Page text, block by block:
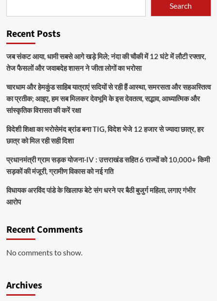
Search
Recent Posts
जब संकट आया, धामी सबसे आगे खड़े मिले; नंदा की चौकी में 12 घंटे में लौटी रफ्तार,
तेज फैसलों और जवाबदेह शासन ने जीता लोगों का भरोसा
चारधाम और हेमकुंड साहिब यात्राएं सदियों से रही हैं आस्था, समरसता और सहअस्तित्व
का प्रतीक; आइए, हम सब मिलकर देवभूमि के इस देवतत्व, सद्भाव, आध्यात्मिक और
सांस्कृतिक विरासत की करें रक्षा
विदेशी शिक्षा का भरोसेमंद ब्रांड बना TIG, विदेश भेजे 12 हजार से ज्यादा छात्र, हर
छात्र को मिल रही सही दिशा
प्रधानमंत्री ग्राम सड़क योजना-IV : उत्तराखंड सहित 6 राज्यों को 10,000+ किमी
सड़कों की मंजूरी, ग्रामीण विकास को नई गति
विधायक अरविंद पांडे के खिलाफ बेटे संग धरने पर बैठी बुजुर्ग महिला, लगाए गंभीर
आरोप
Recent Comments
No comments to show.
Archives